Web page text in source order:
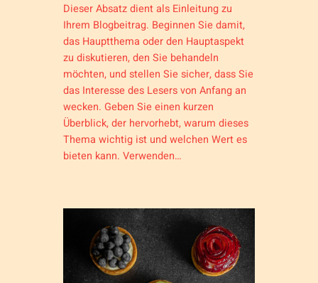
Dieser Absatz dient als Einleitung zu
Ihrem Blogbeitrag. Beginnen Sie damit,
das Hauptthema oder den Hauptaspekt
zu diskutieren, den Sie behandeln
möchten, und stellen Sie sicher, dass Sie
das Interesse des Lesers von Anfang an
wecken. Geben Sie einen kurzen
Überblick, der hervorhebt, warum dieses
Thema wichtig ist und welchen Wert es
bieten kann. Verwenden…